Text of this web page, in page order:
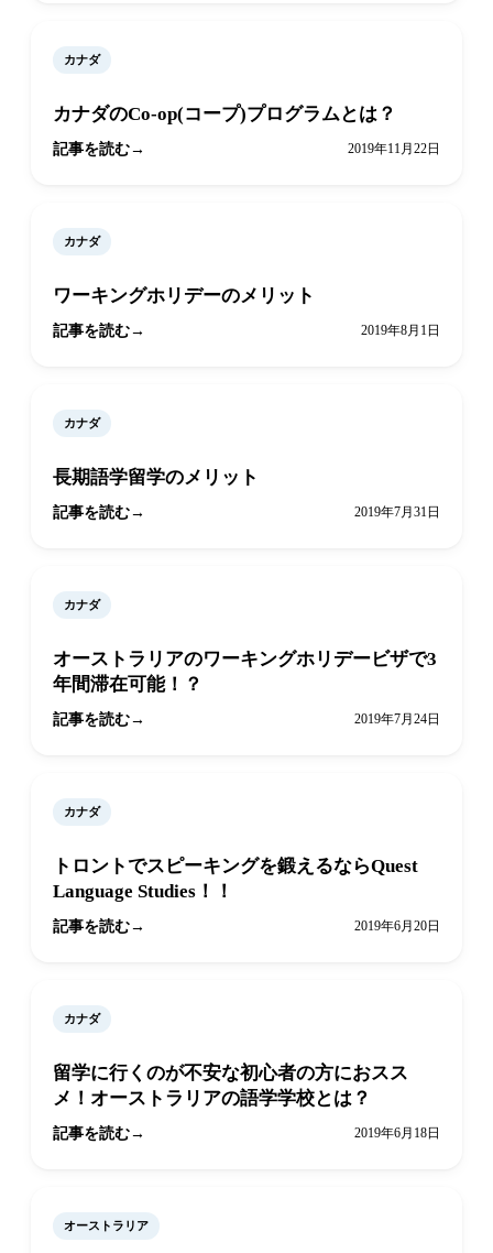
カナダ
カナダのCo-op(コープ)プログラムとは？
記事を読む 2019年11月22日
カナダ
ワーキングホリデーのメリット
記事を読む 2019年8月1日
カナダ
長期語学留学のメリット
記事を読む 2019年7月31日
カナダ
オーストラリアのワーキングホリデービザで3
年間滞在可能！？
記事を読む 2019年7月24日
カナダ
トロントでスピーキングを鍛えるならQuest
Language Studies！！
記事を読む 2019年6月20日
カナダ
留学に行くのが不安な初心者の方におスス
メ！オーストラリアの語学学校とは？
記事を読む 2019年6月18日
オーストラリア